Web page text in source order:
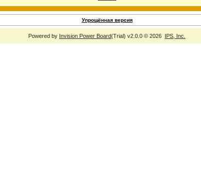
Упрощённая версия
Powered by Invision Power Board(Trial) v2.0.0 © 2026 IPS, Inc.